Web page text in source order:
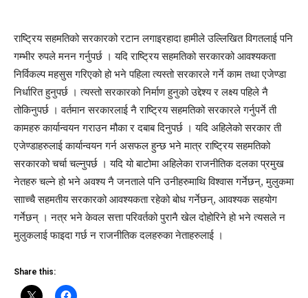
राष्ट्रिय सहमतिको सरकारको रटान लगाइरहादा हामीले उल्लिखित विगतलाई पनि
गम्भीर रुपले मनन गर्नुपर्छ । यदि राष्ट्रिय सहमतिको सरकारको आवश्यकता
निर्विकल्प महसुस गरिएको हो भने पहिला त्यस्तो सरकारले गर्ने काम तथा एजेण्डा
निर्धारित हुनुपर्छ । त्यस्तो सरकारको निर्माण हुनुको उद्देश्य र लक्ष्य पहिले नै
तोकिनुपर्छ । वर्तमान सरकारलाई नै राष्ट्रिय सहमतिको सरकारले गर्नुपर्ने ती
कामहरु कार्यान्वयन गराउन मौका र दबाब दिनुपर्छ । यदि अहिलेको सरकार ती
एजेण्डाहरुलाई कार्यान्वयन गर्न असफल हुन्छ भने मात्र राष्ट्रिय सहमतिको
सरकारको चर्चा चल्नुपर्छ । यदि यो बाटोमा अहिलेका राजनीतिक दलका प्रमुख
नेतहरु चल्ने हो भने अवश्य नै जनताले पनि उनीहरुमाथि विश्वास गर्नेछन्, मुलुकमा
सााच्चै सहमतीय सरकारको आवश्यकता रहेको बोध गर्नेछन्, आवश्यक सहयोग
गर्नेछन् । नत्र भने केवल सत्ता परिवर्तको पुरानै खेल दोहोरिने हो भने त्यसले न
मुलुकलाई फाइदा गर्छ न राजनीतिक दलहरुका नेताहरुलाई ।
Share this: